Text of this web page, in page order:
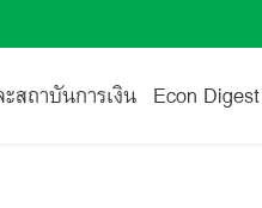
สถาบันการเงิน Econ Digest